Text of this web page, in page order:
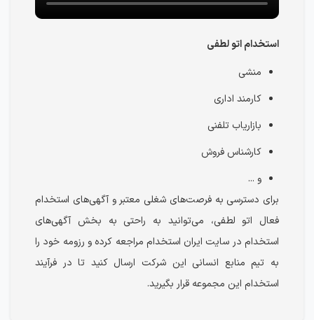
استخدام اتو لطفی
منشی
کارمند اداری
بازاریاب تلفنی
کارشناس فروش
و ...
برای دسترسی به فرصت‌های شغلی معتبر و آگهی‌های استخدام
فعال اتو لطفی، می‌توانید به راحتی به بخش آگهی‌های
استخدام در سایت ایران استخدام مراجعه کرده و رزومه خود را
به تیم منابع انسانی این شرکت ارسال کنید تا در فرآیند
استخدام این مجموعه قرار بگیرید.